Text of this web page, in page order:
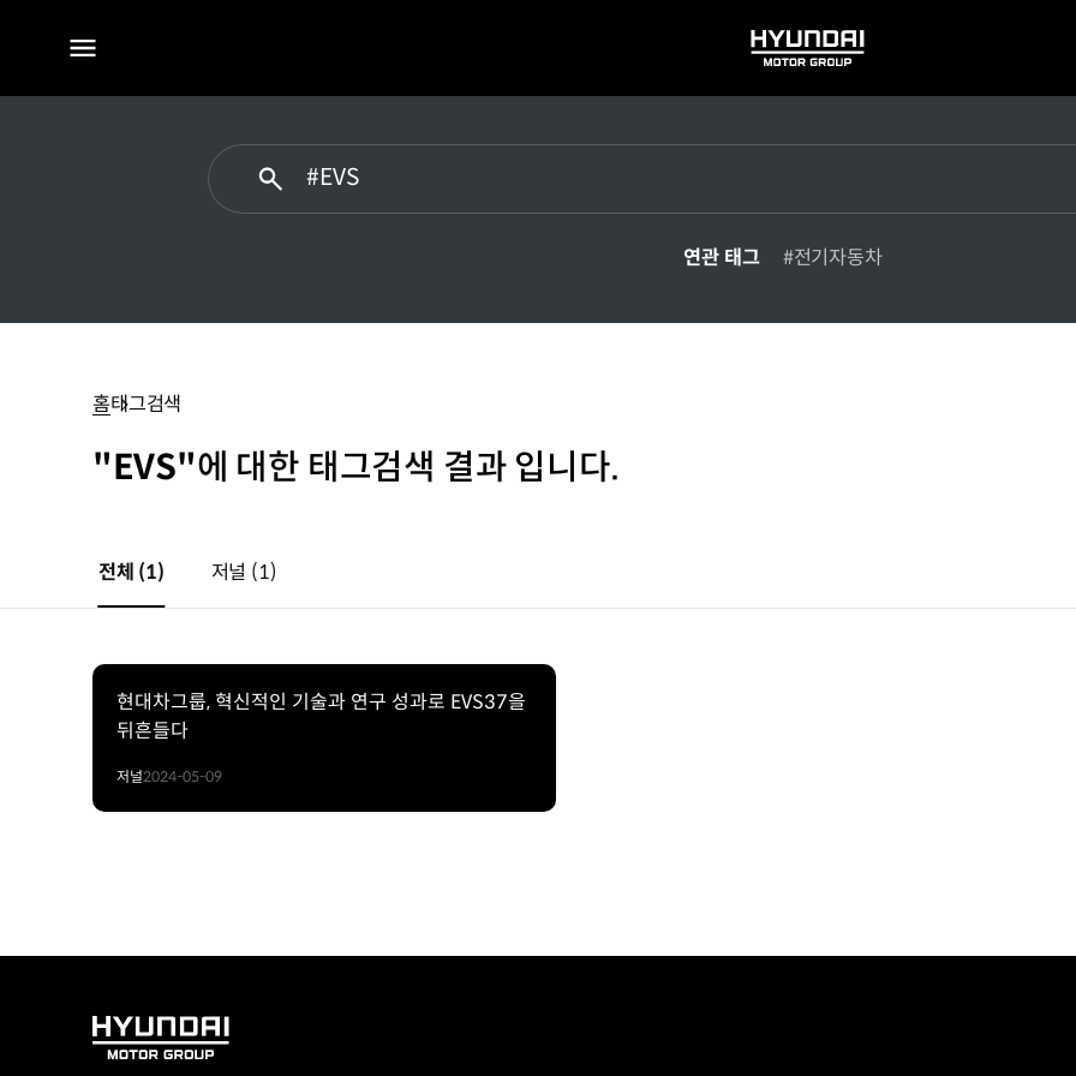
전체
HYUNDAI
MOTOR
연관 태그 #전기자동차
홈태그검색
"EVS"에 대한 태그검색 결과 입니다.
전체 (1) 저널 (1)
현대차그룹, 혁신적인 기술과 연구 성과로 EVS37을
뒤흔들다
저널2024-05-09
HYUNDAI